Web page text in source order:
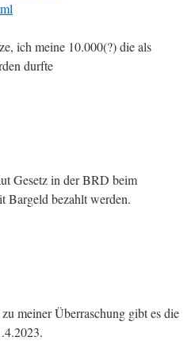
ich meine 10.000(?) die als
durfte
Gesetz in der BRD beim
Bargeld bezahlt werden.
meiner Überraschung gibt es die